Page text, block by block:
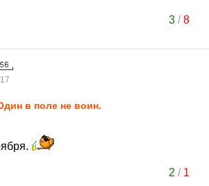
3/8
в поле не воин.
2 / 1